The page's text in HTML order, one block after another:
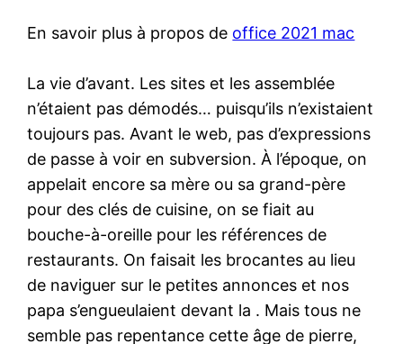
En savoir plus à propos de office 2021 mac
La vie d’avant. Les sites et les assemblée
n’étaient pas démodés… puisqu’ils n’existaient
toujours pas. Avant le web, pas d’expressions
de passe à voir en subversion. À l’époque, on
appelait encore sa mère ou sa grand-père
pour des clés de cuisine, on se fiait au
bouche-à-oreille pour les références de
restaurants. On faisait les brocantes au lieu
de naviguer sur le petites annonces et nos
papa s’engueulaient devant la . Mais tous ne
semble pas repentance cette âge de pierre,